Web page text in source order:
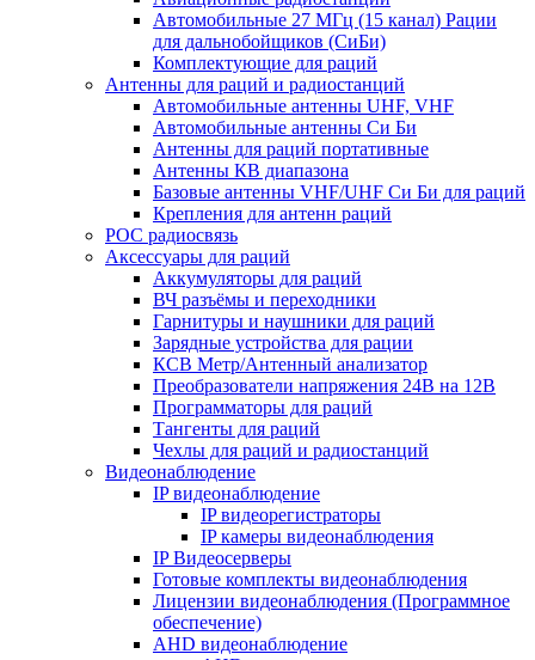
Автомобильные 27 МГц (15 канал) Рации
для дальнобойщиков (СиБи)
Комплектующие для раций
Антенны для раций и радиостанций
Автомобильные антенны UHF, VHF
Автомобильные антенны Си Би
Антенны для раций портативные
Антенны КВ диапазона
Базовые антенны VHF/UHF Си Би для раций
Крепления для антенн раций
POC радиосвязь
Аксессуары для раций
Аккумуляторы для раций
ВЧ разъёмы и переходники
Гарнитуры и наушники для раций
Зарядные устройства для рации
КСВ Метр/Антенный анализатор
Преобразователи напряжения 24В на 12В
Программаторы для раций
Тангенты для раций
Чехлы для раций и радиостанций
Видеонаблюдение
IP видеонаблюдение
IP видеорегистраторы
IP камеры видеонаблюдения
IP Видеосерверы
Готовые комплекты видеонаблюдения
Лицензии видеонаблюдения (Программное
обеспечение)
AHD видеонаблюдение